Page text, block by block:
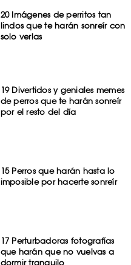
20 Imágenes de perritos tan
lindos que te harán sonreír con
solo verlas
19 Divertidos y geniales memes
de perros que te harán sonreír
por el resto del día
15 Perros que harán hasta lo
imposible por hacerte sonreír
17 Perturbadoras fotografías
que harán que no vuelvas a
dormir tranquilo